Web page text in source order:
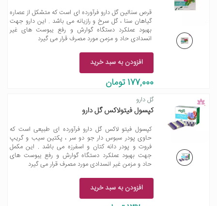
قرص سنالین گل دارو فرآورده ای است که متشکل از عصاره
گیاهان سنا ، گل سرخ و رازیانه می باشد . این دارو جهت
بهبود عملکرد دستگاه گوارش و رفع یبوست های غیر
انسدادی حاد و مزمن مورد مصرف قرار می گیرد
افزودن به سبد خرید
177,000 تومان
گل دارو
کپسول فیتولاکس گل دارو
کپسول فیتو لاکس گل دارو فرآورده ای طبیعی است که
حاوی پودر سبوس دار جو دو سر ، پکتین سیب و گریپ
فروت و پودر دانه کتان و اسفرزه می باشد . این مکمل
جهت بهبود عملکرد دستگاه گوارش و رفع یبوست های
حاد و مزمن غیر انسدادی مورد مصرف قرار می گیرد
افزودن به سبد خرید